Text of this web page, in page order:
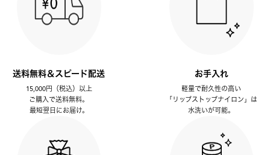
送料無料＆スピード配送
15,000円（税込）以上
ご購入で送料無料。
最短翌日にお届け。
お手入れ
軽量で耐久性の高い
「リップストップナイロン」は
水洗いが可能。